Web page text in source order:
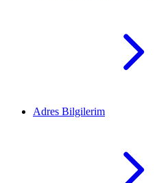
Adres Bilgilerim